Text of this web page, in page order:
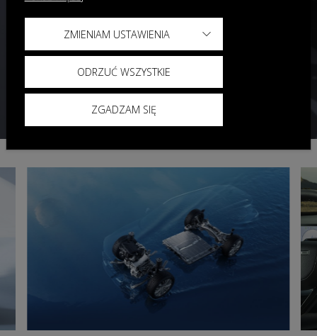
ZMIENIAM USTAWIENIA
ODRZUĆ WSZYSTKIE
ZGADZAM SIĘ